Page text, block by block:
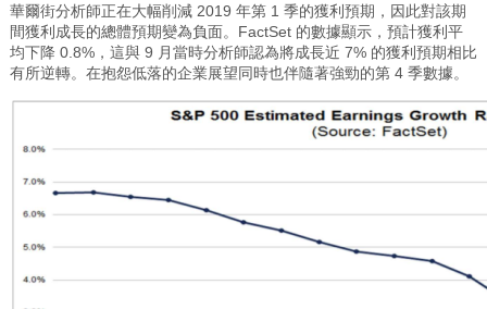
華爾街分析師正在大幅削減 2019 年第 1 季的獲利預期，因此對該期
間獲利成長的總體預期變為負面。FactSet 的數據顯示，預計獲利平
均下降 0.8%，這與 9 月當時分析師認為將成長近 7% 的獲利預期相比
有所逆轉。在抱怨低落的企業展望同時也伴隨著強勁的第 4 季數據。